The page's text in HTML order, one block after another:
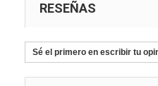
RESEÑAS
Sé el primero en escribir tu